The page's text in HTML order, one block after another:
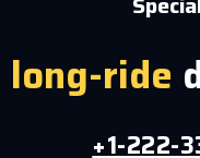
long-ride
+1-222-